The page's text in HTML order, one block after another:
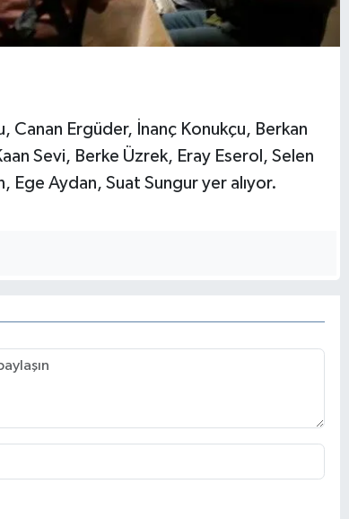
Canan Ergüder, İnanç Konukçu, Berkan
Sevi, Berke Üzrek, Eray Eserol, Selen
Aydan, Suat Sungur yer alıyor.